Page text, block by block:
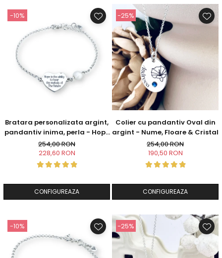
-10%
Bratara personalizata argint,
pandantiv inima, perla - Hope
& Faith
254,00 RON
228,60 RON
CONFIGUREAZA
-25%
Colier cu pandantiv Oval din
argint - Nume, Floare & Cristal
254,00 RON
190,50 RON
CONFIGUREAZA
-10% -25%